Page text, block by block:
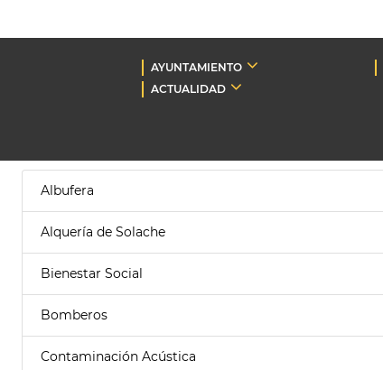
AYUNTAMIENTO
ACTUALIDAD
Albufera
Alquería de Solache
Bienestar Social
Bomberos
Contaminación Acústica